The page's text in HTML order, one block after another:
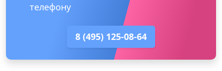
телефону
8 (495) 125-08-64